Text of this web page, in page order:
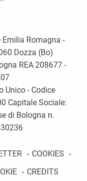
Romagna -
Dozza (Bo)
REA 208677 -
Unico - Codice
Capitale Sociale:
di Bologna n.
- COOKIES -
- CREDITS